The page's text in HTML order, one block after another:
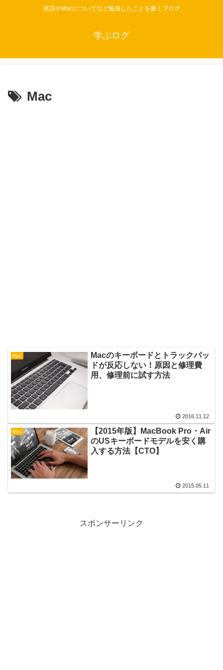
英語やMacについてなど勉強したことを書くブログ
学ぶログ
Mac
Mac
Macのキーボードとトラックパッ
ドが反応しない！原因と修理費
用、修理前に試す方法
2016.11.12
Mac
【2015年版】MacBook Pro・Air
のUSキーボードモデルを安く購
入する方法【CTO】
2015.05.11
スポンサーリンク